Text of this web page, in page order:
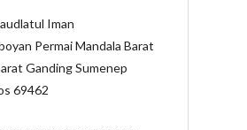
Iman
Permai Mandala Barat
Ganding Sumenep
69462